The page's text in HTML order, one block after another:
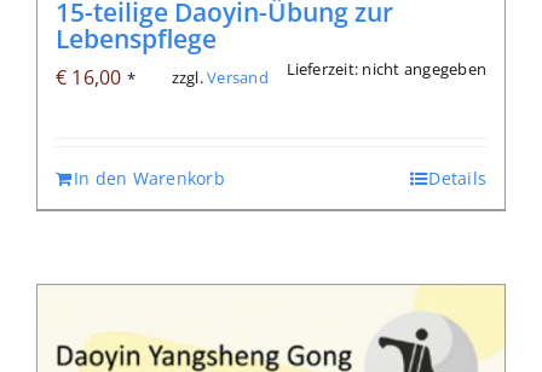
15-teilige Daoyin-Übung zur
Lebenspflege
€ 16,00 * zzgl.Versand Lieferzeit: nicht angegeben
In den Warenkorb Details